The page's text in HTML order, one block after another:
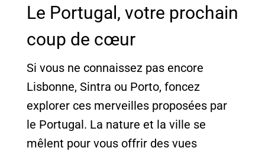
Le Portugal, votre prochain
coup de cœur
Si vous ne connaissez pas encore
Lisbonne, Sintra ou Porto, foncez
explorer ces merveilles proposées par
le Portugal. La nature et la ville se
mêlent pour vous offrir des vues